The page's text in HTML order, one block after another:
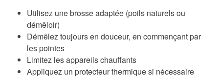
Utilisez une brosse adaptée (poils naturels ou
démêloir)
Démêlez toujours en douceur, en commençant par
les pointes
Limitez les appareils chauffants
Appliquez un protecteur thermique si nécessaire